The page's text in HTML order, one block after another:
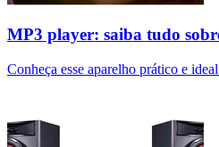
MP3 player: saiba tudo
Conheça esse aparelho prático e